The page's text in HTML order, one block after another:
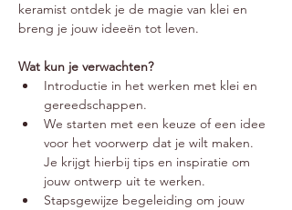
keramist ontdek je de magie van klei en
breng je jouw ideeën tot leven.
Wat kun je verwachten?
Introductie in het werken met klei en
gereedschappen.
We starten met een keuze of een idee
voor het voorwerp dat je wilt maken.
Je krijgt hierbij tips en inspiratie om
jouw ontwerp uit te werken.
Stapsgewijze begeleiding om jouw